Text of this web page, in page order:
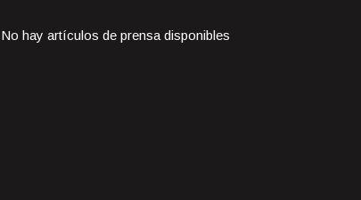
No hay artículos de prensa disponibles